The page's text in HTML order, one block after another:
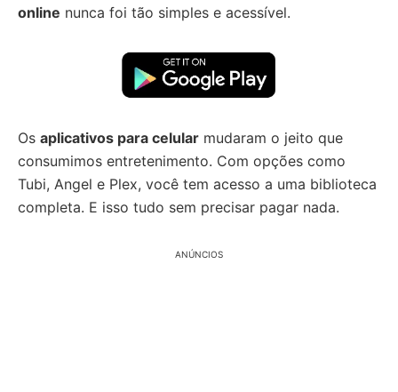
online nunca foi tão simples e acessível.
Os aplicativos para celular mudaram o jeito que
consumimos entretenimento. Com opções como
Tubi, Angel e Plex, você tem acesso a uma biblioteca
completa. E isso tudo sem precisar pagar nada.
ANÚNCIOS